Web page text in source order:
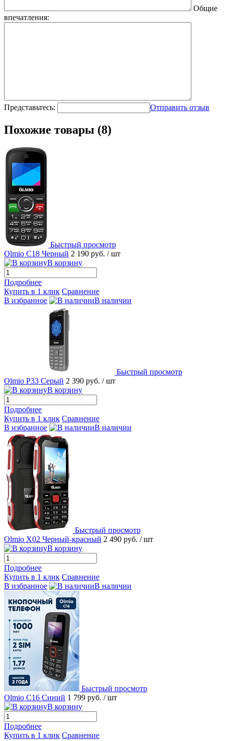
Общие
впечатления:
Представьтесь: Отправить отзыв
Похожие товары (8)
Быстрый просмотр
Olmio C18 Черный 2 190 руб. / шт
В корзину
Подробнее
Купить в 1 клик Сравнение
В избранное
В наличии
Быстрый просмотр
Olmio P33 Серый 2 390 руб. / шт
В корзину
Подробнее
Купить в 1 клик Сравнение
В избранное
В наличии
Быстрый просмотр
Olmio X02 Черный-красный 2 490 руб. / шт
В корзину
Подробнее
Купить в 1 клик Сравнение
В избранное
В наличии
Быстрый просмотр
Olmio C16 Синий 1 799 руб. / шт
В корзину
Подробнее
Купить в 1 клик Сравнение